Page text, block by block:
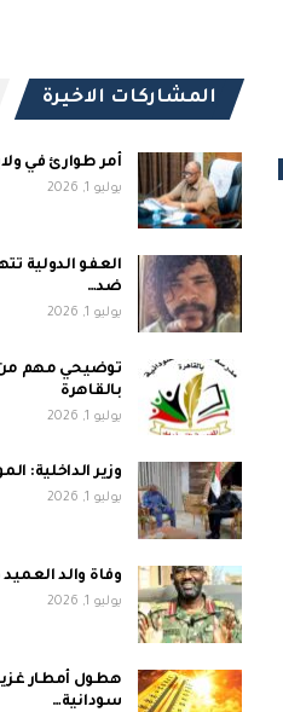
المشاركات الاخيرة
أمر طوارئ في
يوليو 1, 2026
العفو الدولية
ضد…
يوليو 1, 2026
توضيحي مهم من
بالقاهرة
يوليو 1, 2026
وزير الداخلية:
يوليو 1, 2026
وفاة والد
يوليو 1, 2026
سودانية…